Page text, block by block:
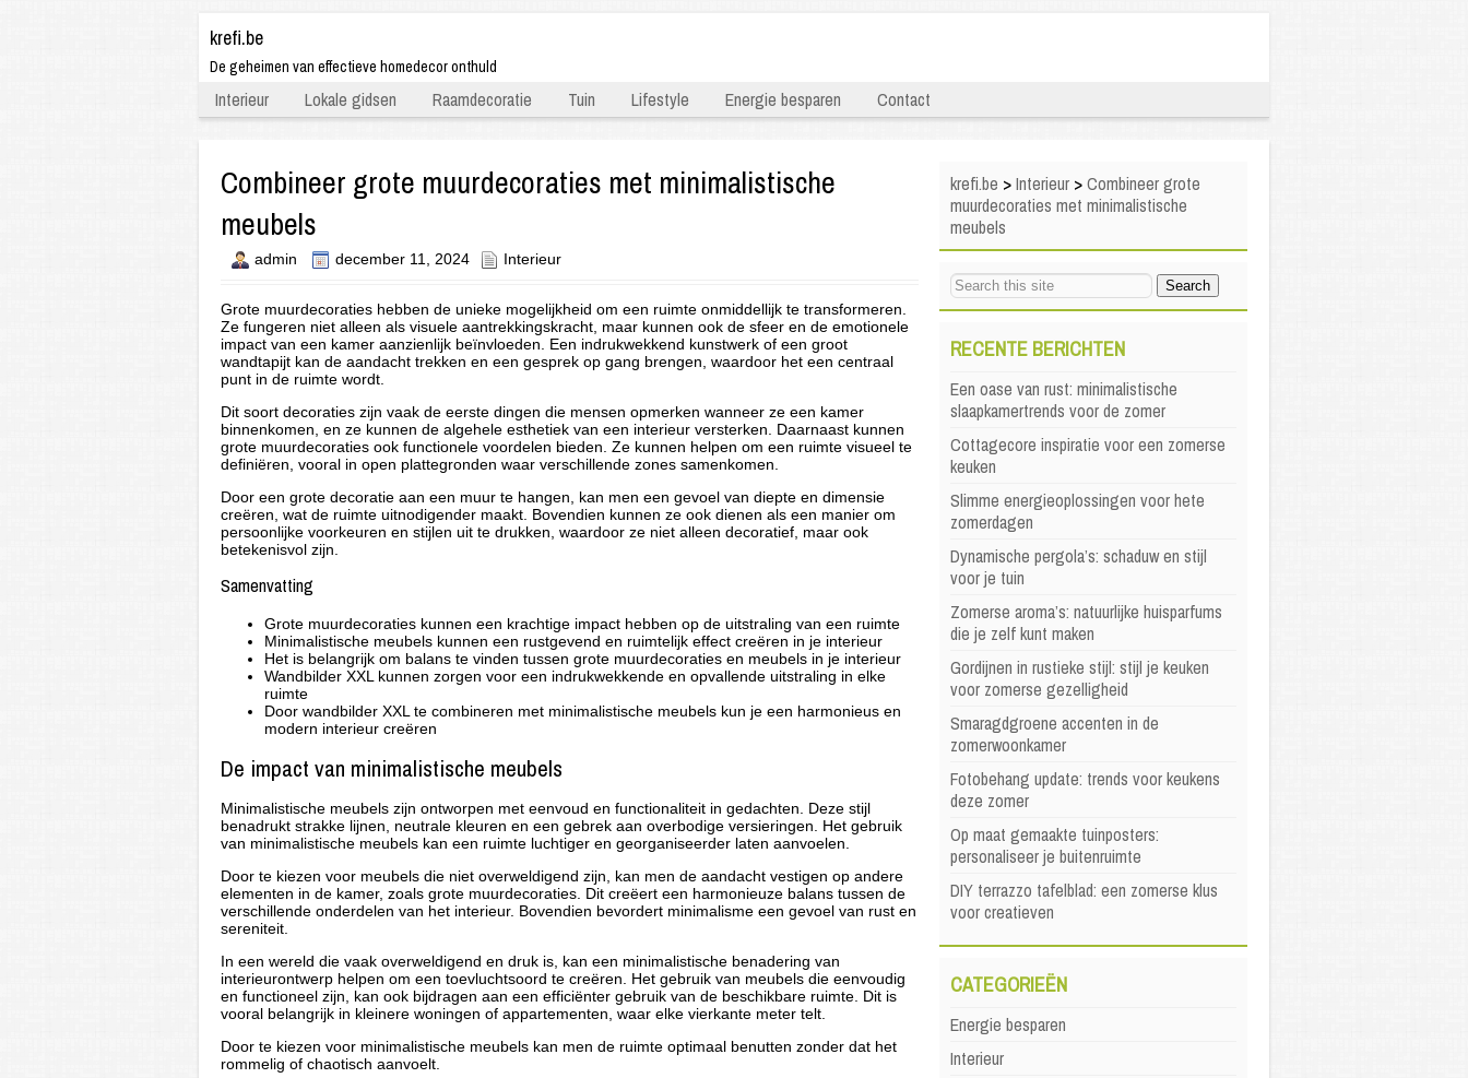
krefi.be
De geheimen van effectieve homedecor onthuld
Interieur Lokale gidsen Raamdecoratie Tuin Lifestyle Energie besparen Contact
Combineer grote muurdecoraties met minimalistische
meubels
admin december 11, 2024 Interieur
Grote muurdecoraties hebben de unieke mogelijkheid om een ruimte onmiddellijk te transformeren.
Ze fungeren niet alleen als visuele aantrekkingskracht, maar kunnen ook de sfeer en de emotionele
impact van een kamer aanzienlijk beïnvloeden. Een indrukwekkend kunstwerk of een groot
wandtapijt kan de aandacht trekken en een gesprek op gang brengen, waardoor het een centraal
punt in de ruimte wordt.
Dit soort decoraties zijn vaak de eerste dingen die mensen opmerken wanneer ze een kamer
binnenkomen, en ze kunnen de algehele esthetiek van een interieur versterken. Daarnaast kunnen
grote muurdecoraties ook functionele voordelen bieden. Ze kunnen helpen om een ruimte visueel te
definiëren, vooral in open plattegronden waar verschillende zones samenkomen.
Door een grote decoratie aan een muur te hangen, kan men een gevoel van diepte en dimensie
creëren, wat de ruimte uitnodigender maakt. Bovendien kunnen ze ook dienen als een manier om
persoonlijke voorkeuren en stijlen uit te drukken, waardoor ze niet alleen decoratief, maar ook
betekenisvol zijn.
Samenvatting
Grote muurdecoraties kunnen een krachtige impact hebben op de uitstraling van een ruimte
Minimalistische meubels kunnen een rustgevend en ruimtelijk effect creëren in je interieur
Het is belangrijk om balans te vinden tussen grote muurdecoraties en meubels in je interieur
Wandbilder XXL kunnen zorgen voor een indrukwekkende en opvallende uitstraling in elke
ruimte
Door wandbilder XXL te combineren met minimalistische meubels kun je een harmonieus en
modern interieur creëren
De impact van minimalistische meubels
Minimalistische meubels zijn ontworpen met eenvoud en functionaliteit in gedachten. Deze stijl
benadrukt strakke lijnen, neutrale kleuren en een gebrek aan overbodige versieringen. Het gebruik
van minimalistische meubels kan een ruimte luchtiger en georganiseerder laten aanvoelen.
Door te kiezen voor meubels die niet overweldigend zijn, kan men de aandacht vestigen op andere
elementen in de kamer, zoals grote muurdecoraties. Dit creëert een harmonieuze balans tussen de
verschillende onderdelen van het interieur. Bovendien bevordert minimalisme een gevoel van rust en
sereniteit.
In een wereld die vaak overweldigend en druk is, kan een minimalistische benadering van
interieurontwerp helpen om een toevluchtsoord te creëren. Het gebruik van meubels die eenvoudig
en functioneel zijn, kan ook bijdragen aan een efficiënter gebruik van de beschikbare ruimte. Dit is
vooral belangrijk in kleinere woningen of appartementen, waar elke vierkante meter telt.
Door te kiezen voor minimalistische meubels kan men de ruimte optimaal benutten zonder dat het
rommelig of chaotisch aanvoelt.
krefi.be >Interieur>Combineer grote
muurdecoraties met minimalistische
meubels
RECENTE BERICHTEN
Een oase van rust: minimalistische
slaapkamertrends voor de zomer
Cottagecore inspiratie voor een zomerse
keuken
Slimme energieoplossingen voor hete
zomerdagen
Dynamische pergola’s: schaduw en stijl
voor je tuin
Zomerse aroma’s: natuurlijke huisparfums
die je zelf kunt maken
Gordijnen in rustieke stijl: stijl je keuken
voor zomerse gezelligheid
Smaragdgroene accenten in de
zomerwoonkamer
Fotobehang update: trends voor keukens
deze zomer
Op maat gemaakte tuinposters:
personaliseer je buitenruimte
DIY terrazzo tafelblad: een zomerse klus
voor creatieven
CATEGORIEËN
Energie besparen
Interieur